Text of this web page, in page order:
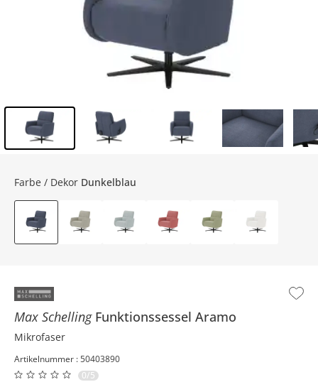
Max Schelling Funktionssessel Aramo
Mikrofaser
Artikelnummer : 50403890
0/5
Farbe / Dekor Dunkelblau